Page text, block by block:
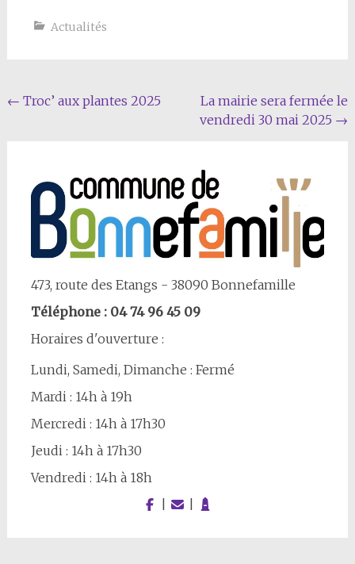
Actualités
Navigation
← Troc’ aux plantes 2025
La mairie sera fermée le
vendredi 30 mai 2025 →
473, route des Etangs - 38090 Bonnefamille
Téléphone : 04 74 96 45 09
Horaires d'ouverture :
Lundi, Samedi, Dimanche : Fermé
Mardi : 14h à 19h
Mercredi : 14h à 17h30
Jeudi : 14h à 17h30
Vendredi : 14h à 18h